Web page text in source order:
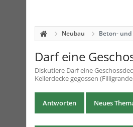
Neubau Beton-
Darf eine
Diskutiere Darf eine
Kellerdecke gegossen
Antworten Neues